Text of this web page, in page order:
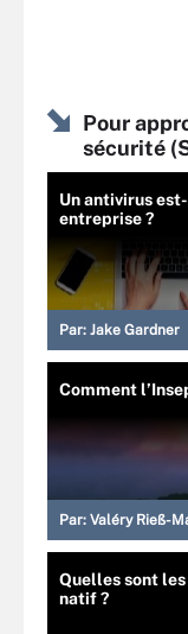
Pour
sécurité
Un antivirus
entreprise ?
Par: Jake Gardner
Comment
Par: Valéry Rieß-
Quelles sont
natif ?